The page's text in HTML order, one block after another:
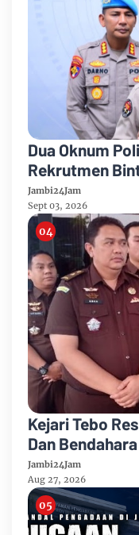
Dua Oknum
Rekrutmen
Sudah 12 Orang
Jambi24Jam
Sept 03, 2026
Kejari Tebo
Dan
Rimbo Ulu
Jambi24Jam
Aug 27, 2026